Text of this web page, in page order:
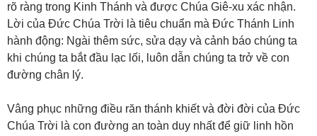
rõ ràng trong Kinh Thánh và được Chúa Giê-xu xác nhận.
Lời của Đức Chúa Trời là tiêu chuẩn mà Đức Thánh Linh
hành động: Ngài thêm sức, sửa dạy và cảnh báo chúng ta
khi chúng ta bắt đầu lạc lối, luôn dẫn chúng ta trở về con
đường chân lý.
Vâng phục những điều răn thánh khiết và đời đời của Đức
Chúa Trời là con đường an toàn duy nhất để giữ linh hồn